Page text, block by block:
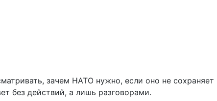
зачем НАТО нужно, если оно не сохраняет
без действий, а лишь разговорами.